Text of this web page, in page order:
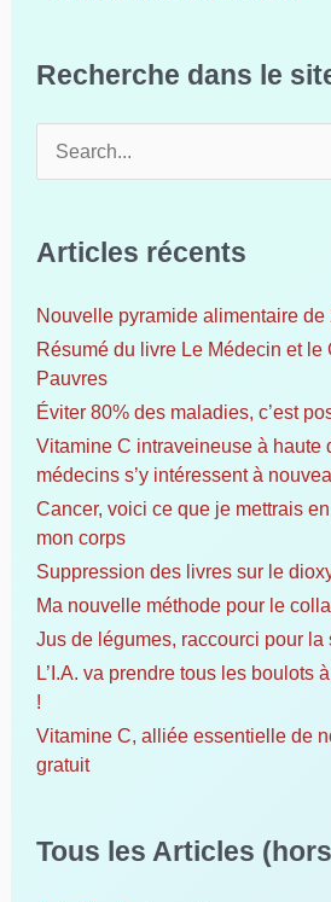
Recherche dans le
e
c
h
e
r
:
Articles récents
Nouvelle pyramide alimentaire de
Résumé du livre Le Médecin et le
Pauvres
Éviter 80% des maladies, c’est
Vitamine C intraveineuse à haute
médecins s’y intéressent à
Cancer, voici ce que je mettrais
mon corps
Suppression des livres sur le
Ma nouvelle méthode pour le
Jus de légumes, raccourci pour la
L’I.A. va prendre tous les boulots
!
Vitamine C, alliée essentielle de
gratuit
Tous les Articles